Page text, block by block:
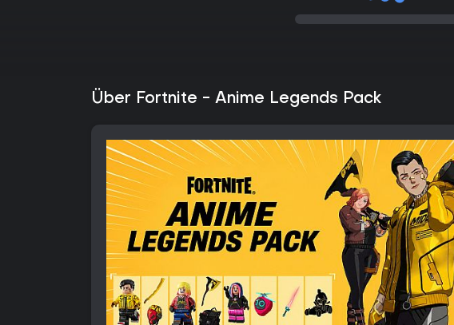
Über Fortnite - Anime Legends Pack